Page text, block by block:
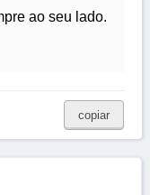
ao seu lado.
copiar